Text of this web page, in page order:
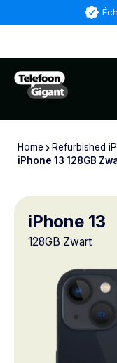
Home Refurbished
iPhone 13 128GB
iPhone 13
128GB Zwart